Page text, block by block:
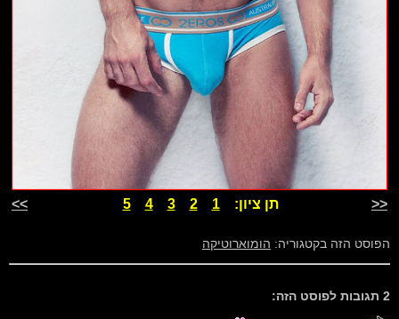
<< תן ציון:1
2
3
4
5
>>
הפוסט הזה בקטגוריה: הומוארוטיקה
2 תגובות לפוסט הזה: